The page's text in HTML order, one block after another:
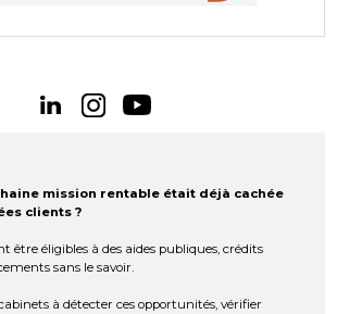
mission rentable était déjà cachée
clients ?
être éligibles à des aides publiques, crédits
sans le savoir.
à détecter ces opportunités, vérifier